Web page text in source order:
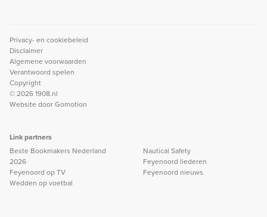
Privacy- en cookiebeleid
Disclaimer
Algemene voorwaarden
Verantwoord spelen
Copyright
© 2026 1908.nl
Website doorGomotion
Link partners
Beste Bookmakers Nederland
2026
Feyenoord op TV
Wedden op voetbal
Nautical Safety
Feyenoord liederen
Feyenoord nieuws